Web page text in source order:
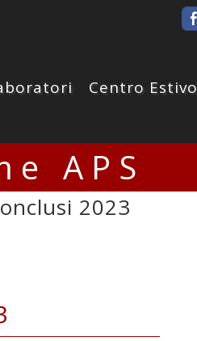
Centro Estivo
APS
2023